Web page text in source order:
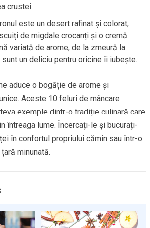
crustei.
este un desert rafinat și colorat,
de migdale crocanți și o cremă
variată de arome, de la zmeură la
un deliciu pentru oricine îi iubește.
aduce o bogăție de arome și
Aceste 10 feluri de mâncare
exemple dintr-o tradiție culinară care
întreaga lume. Încercați-le și bucurați-
în confortul propriului cămin sau într-o
minunată.